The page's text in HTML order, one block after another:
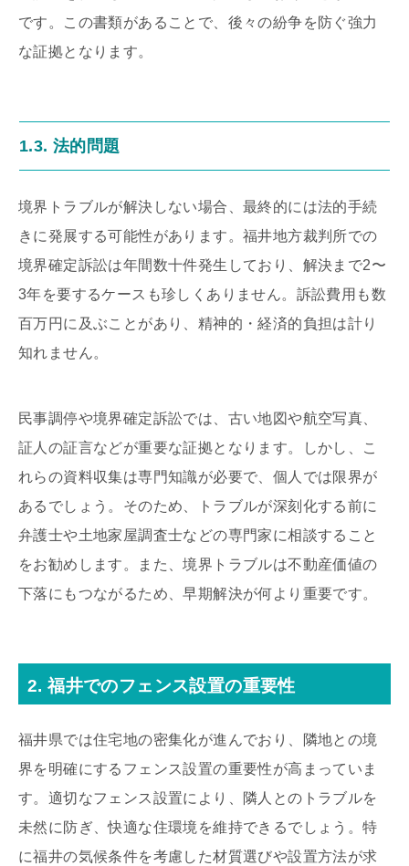
です。この書類があることで、後々の紛争を防ぐ強力
な証拠となります。
1.3. 法的問題
境界トラブルが解決しない場合、最終的には法的手続
きに発展する可能性があります。福井地方裁判所での
境界確定訴訟は年間数十件発生しており、解決まで2〜
3年を要するケースも珍しくありません。訴訟費用も数
百万円に及ぶことがあり、精神的・経済的負担は計り
知れません。
民事調停や境界確定訴訟では、古い地図や航空写真、
証人の証言などが重要な証拠となります。しかし、こ
れらの資料収集は専門知識が必要で、個人では限界が
あるでしょう。そのため、トラブルが深刻化する前に
弁護士や土地家屋調査士などの専門家に相談すること
をお勧めします。また、境界トラブルは不動産価値の
下落にもつながるため、早期解決が何より重要です。
2. 福井でのフェンス設置の重要性
福井県では住宅地の密集化が進んでおり、隣地との境
界を明確にするフェンス設置の重要性が高まっていま
す。適切なフェンス設置により、隣人とのトラブルを
未然に防ぎ、快適な住環境を維持できるでしょう。特
に福井の気候条件を考慮した材質選びや設置方法が求